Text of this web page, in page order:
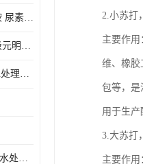
中山工业级尿素 碳酰胺 尿素是一种高浓度氮肥
元明粉什么价格 工业级元明粉 无水硫酸钠 硫酸钠 合成洗涤剂的填充料
PAC聚合氯化铝 广州水处理药剂聚合氯化铝PAC 工业污水废水城镇生活污水的净化处理
含量99纯度纯碱碳酸钠水处理剂
2.小苏打
主要作
维、橡胶
包等，是
用于生产
3.大苏打
主要作